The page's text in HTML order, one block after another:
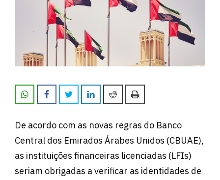
De acordo com as novas regras do Banco
Central dos Emirados Árabes Unidos (CBUAE),
as instituições financeiras licenciadas (LFIs)
seriam obrigadas a verificar as identidades de